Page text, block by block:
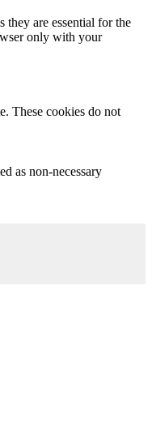
they are essential for the
only with your
These cookies do not
as non-necessary